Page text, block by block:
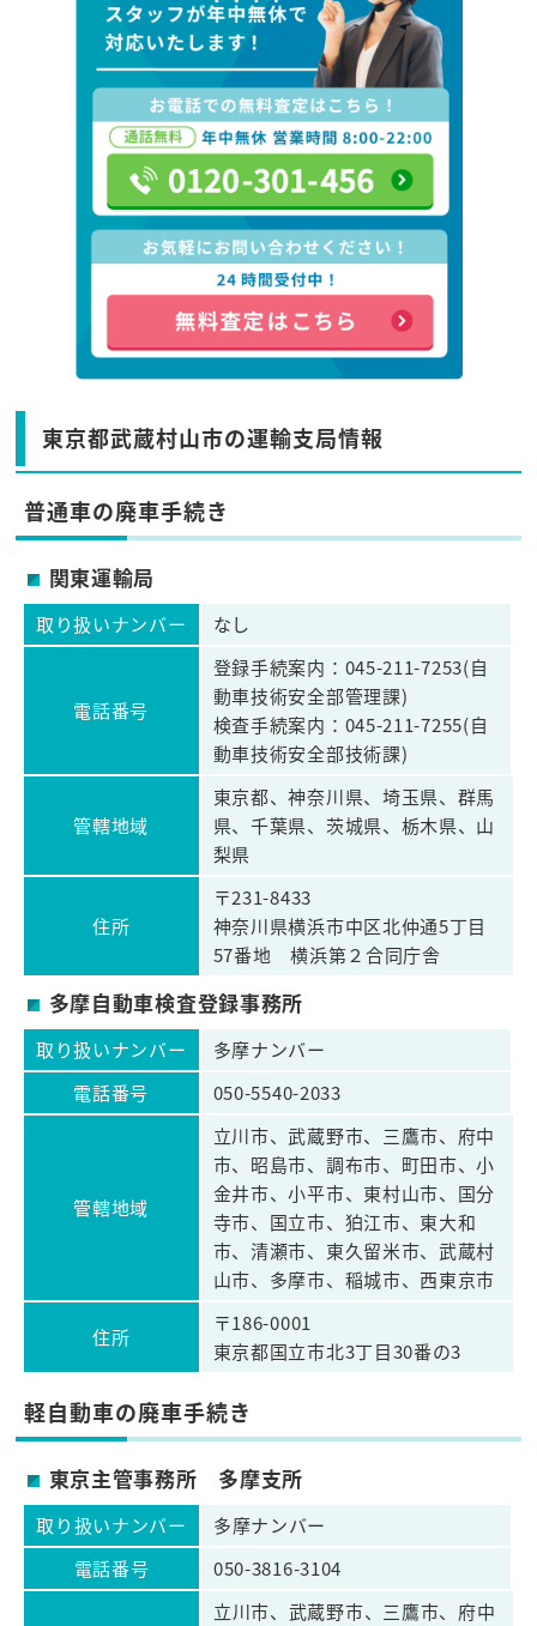
東京都武蔵村山市の運輸支局情報
普通車の廃車手続き
関東運輸局
取り扱いナンバー なし
電話番号
登録手続案内：045-211-7253(自
動車技術安全部管理課)
検査手続案内：045-211-7255(自
動車技術安全部技術課)
管轄地域
東京都、神奈川県、埼玉県、群馬
県、千葉県、茨城県、栃木県、山
梨県
住所
〒231-8433
神奈川県横浜市中区北仲通5丁目
57番地 横浜第２合同庁舎
多摩自動車検査登録事務所
取り扱いナンバー
多摩ナンバー
電話番号
050-5540-2033
管轄地域
立川市、武蔵野市、三鷹市、府中
市、昭島市、調布市、町田市、小
金井市、小平市、東村山市、国分
寺市、国立市、狛江市、東大和
市、清瀬市、東久留米市、武蔵村
山市、多摩市、稲城市、西東京市
住所
〒186-0001
東京都国立市北3丁目30番の3
軽自動車の廃車手続き
東京主管事務所 多摩支所
取り扱いナンバー
多摩ナンバー
電話番号
050-3816-3104
立川市、武蔵野市、三鷹市、府中